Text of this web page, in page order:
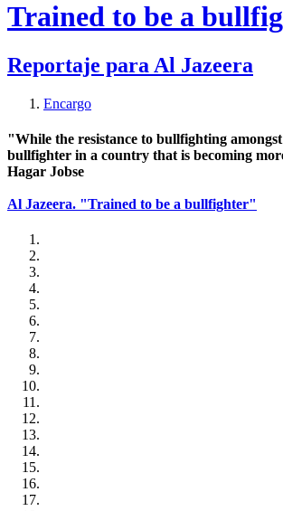
Trained to be a
Reportaje para Al Jazeera
Encargo
"While the resistance to bullfighting
bullfighter in a country that is becoming
Hagar Jobse
Al Jazeera. "Trained to be a bullfighter"